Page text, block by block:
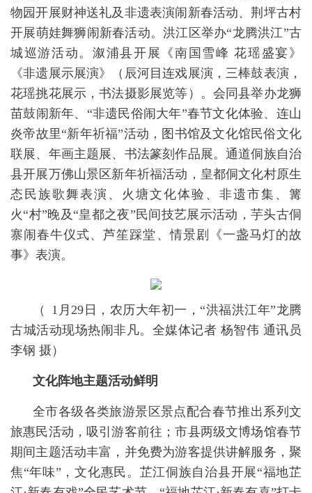
物园开展财神送礼及非遗表演闹新春活动、荆坪古村
开展萌娃舞狮闹新春活动。洪江区举办“龙腾洪江”古
城巡游活动。溆浦县开展《南国雪峰 花瑶盛宴》
《非遗展示展演》（辰河目连戏展演，三棒鼓表演，
花瑶挑花展示，书法摄影展览等）。会同县举办龙狮
苗鼓闹新年、“非遗民俗闹大年”春节文化体验、连山
炎帝故里“新年祈福”活动，图书馆及文化馆民俗文化
联展、年画主题展、书法篆刻作品展。通道侗族自治
县开展万佛山景区新年祈福活动，皇都侗文化村原生
态民族歌舞表演、火塘文化体验、非遗市集、篝
火“村”晚及“皇都之夜”民间技艺展示活动，芋头古侗
寨闹春牛仪式、芦笙踩堂、情景剧《一盏马灯的故
事》表演。
（
1月29日，农历大年初一，“洪福洪江年”龙腾
古城活动现场热闹非凡。全媒体记者 杨智伟 通讯员
李钢 摄）
文化阵地主题活动鲜明
全市各级各类旅游景区景点配合春节推出系列文
旅惠民活动，吸引游客前往；市县两级文博场馆春节
期间主题活动丰富，并免费为游客提供讲解服务，聚
焦“年味”，文化惠民。芷江侗族自治县开展“福地芷